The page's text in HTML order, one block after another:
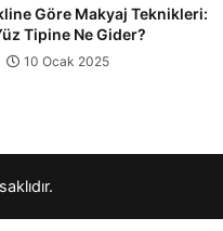
Göre Makyaj Teknikleri:
Tipine Ne Gider?
10 Ocak 2025